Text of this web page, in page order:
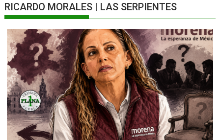
RICARDO MORALES | LAS SERPIENTES